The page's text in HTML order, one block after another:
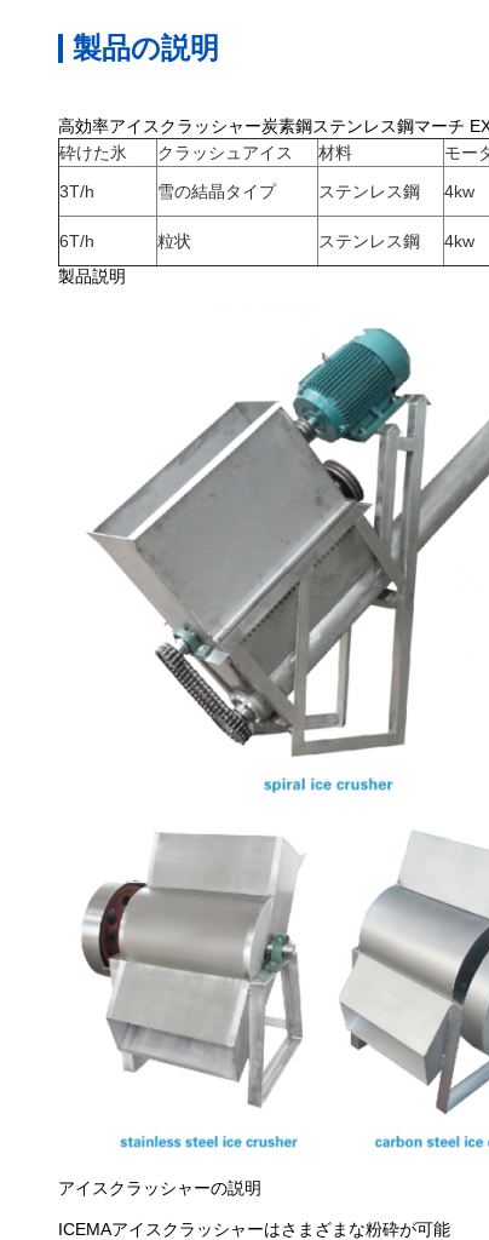
製品の説明
高効率アイスクラッシャー炭素鋼ステンレス鋼マーチ
砕けた氷
クラッシュアイス 材料 モー
3T/h
雪の結晶タイプ ステンレス鋼 4kw
6T/h 粒状 ステンレス鋼 4kw
製品説明
アイスクラッシャーの説明
ICEMAアイスクラッシャーはさまざまな粉砕が可能